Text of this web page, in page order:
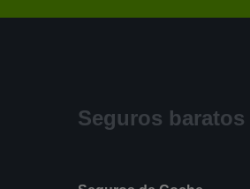
Seguros baratos